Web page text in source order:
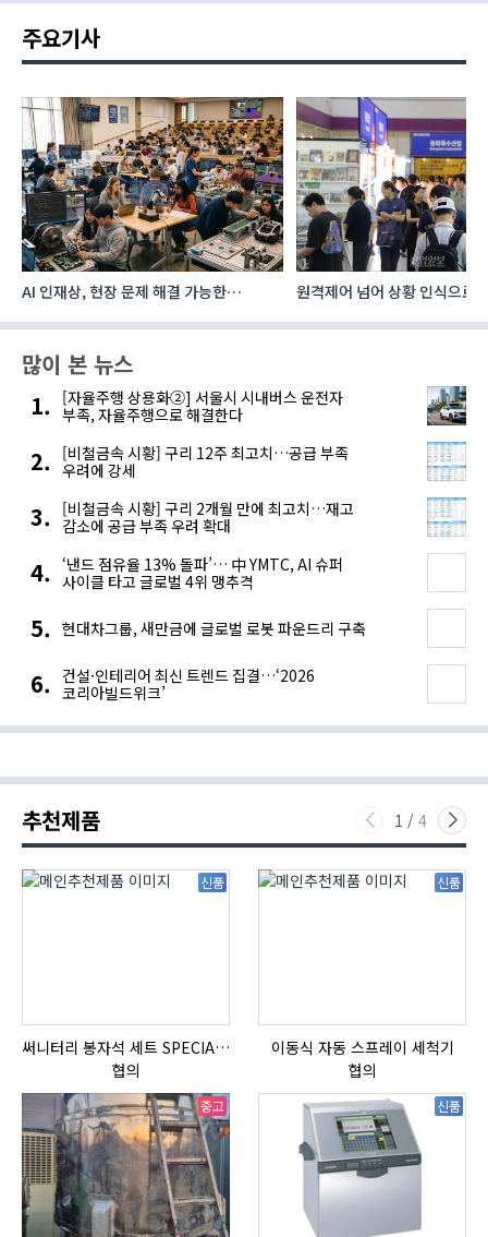
주요기사
AI 인재상, 현장 문제 해결 가능한
원격제어 넘어 상황 인식으로,
많이 본 뉴스
[자율주행 상용화②] 서울시 시내버스 운전자
부족, 자율주행으로 해결한다
[비철금속 시황] 구리 12주 최고치…공급 부족
우려에 강세
[비철금속 시황] 구리 2개월 만에 최고치…재고
감소에 공급 부족 우려 확대
‘낸드 점유율 13% 돌파’… 中 YMTC, AI 슈퍼
사이클 타고 글로벌 4위 맹추격
현대차그룹, 새만금에 글로벌 로봇 파운드리 구축
건설·인테리어 최신 트렌드 집결…‘2026
코리아빌드위크’
추천제품 1 / 4
신품
써니터리 봉자석 세트 SPECIAL , 봉자석 , 자석봉 , 호퍼용자석 , 전자석
협의
신품
이동식 자동 스프레이 세척기
협의
중고 신품